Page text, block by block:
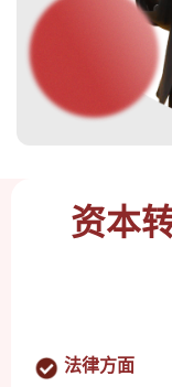
资本
法律方面